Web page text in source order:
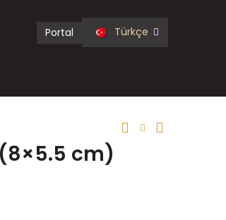
Portal Türkçe
cm)